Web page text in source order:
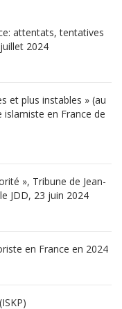
attentats, tentatives
2024
et plus instables » (au
islamiste en France de
», Tribune de Jean-
JDD, 23 juin 2024
en France en 2024